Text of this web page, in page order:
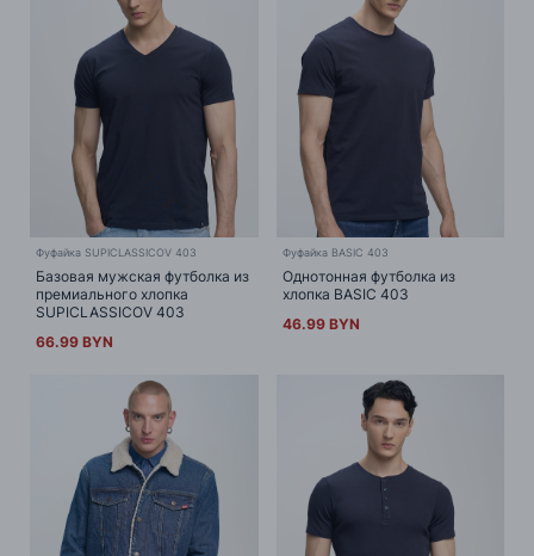
Фуфайка SUPICLASSICOV 403
Базовая мужская футболка из
премиального хлопка
SUPICLASSICOV 403
66.99 BYN
Фуфайка BASIC 403
Однотонная футболка из
хлопка BASIC 403
46.99 BYN